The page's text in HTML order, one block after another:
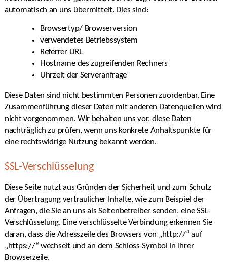
automatisch an uns übermittelt. Dies sind:
Browsertyp/ Browserversion
verwendetes Betriebssystem
Referrer URL
Hostname des zugreifenden Rechners
Uhrzeit der Serveranfrage
Diese Daten sind nicht bestimmten Personen zuordenbar. Eine
Zusammenführung dieser Daten mit anderen Datenquellen wird
nicht vorgenommen. Wir behalten uns vor, diese Daten
nachträglich zu prüfen, wenn uns konkrete Anhaltspunkte für
eine rechtswidrige Nutzung bekannt werden.
SSL-Verschlüsselung
Diese Seite nutzt aus Gründen der Sicherheit und zum Schutz
der Übertragung vertraulicher Inhalte, wie zum Beispiel der
Anfragen, die Sie an uns als Seitenbetreiber senden, eine SSL-
Verschlüsselung. Eine verschlüsselte Verbindung erkennen Sie
daran, dass die Adresszeile des Browsers von „http://“ auf
„https://“ wechselt und an dem Schloss-Symbol in Ihrer
Browserzeile.